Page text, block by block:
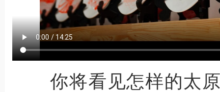
你将看见怎样的太原